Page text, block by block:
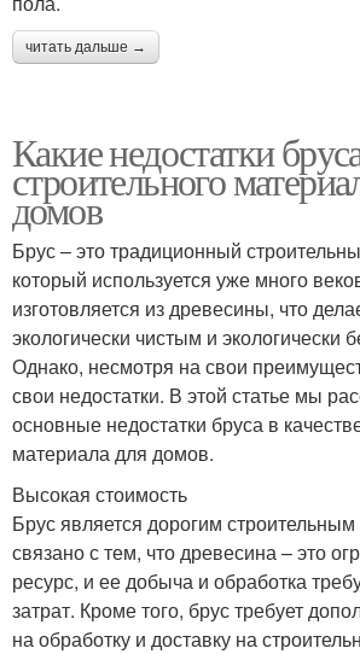
читать дальше →
Какие недостатки
строительного
домов
Брус – это традиционный
который используется уже много
изготовляется из древесины, что
экологически чистым и экологически
Однако, несмотря на свои
свои недостатки. В этой статье мы
основные недостатки бруса в
материала для домов.
Высокая стоимость
Брус является дорогим
связано с тем, что древесина – это
ресурс, и ее добыча и обработка
затрат. Кроме того, брус требует
на обработку и доставку на